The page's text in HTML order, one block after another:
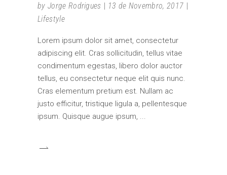
by Jorge Rodrigues
13 de Novembro, 2017
Lifestyle
Lorem ipsum dolor sit amet, consectetur
adipiscing elit. Cras sollicitudin, tellus vitae
condimentum egestas, libero dolor auctor
tellus, eu consectetur neque elit quis nunc.
Cras elementum pretium est. Nullam ac
justo efficitur, tristique ligula a, pellentesque
ipsum. Quisque augue ipsum,